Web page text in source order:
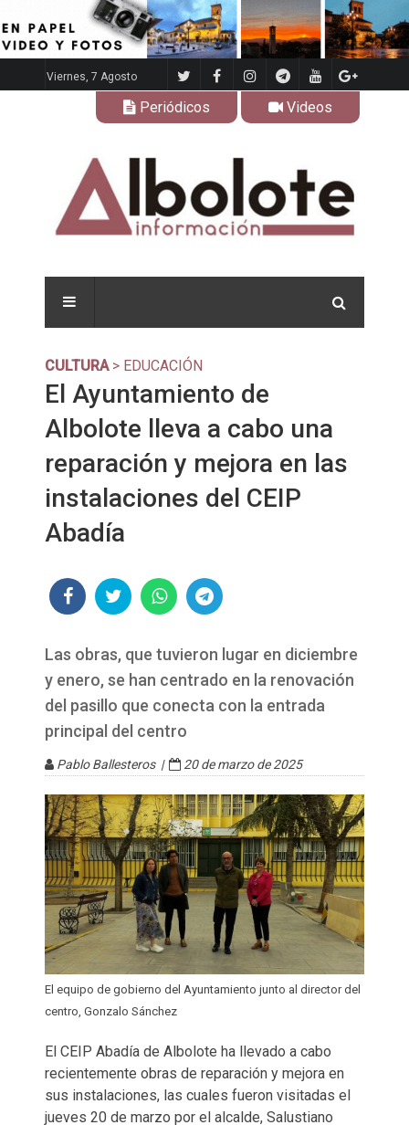
Viernes, 7 Agosto
Periódicos Videos
CULTURA> EDUCACIÓN
El Ayuntamiento de
Albolote lleva a cabo una
reparación y mejora en las
instalaciones del CEIP
Abadía
Las obras, que tuvieron lugar en diciembre
y enero, se han centrado en la renovación
del pasillo que conecta con la entrada
principal del centro
Pablo Ballesteros | 20 de marzo de 2025
El equipo de gobierno del Ayuntamiento junto al director del
centro, Gonzalo Sánchez
El CEIP Abadía de Albolote ha llevado a cabo
recientemente obras de reparación y mejora en
sus instalaciones, las cuales fueron visitadas el
jueves 20 de marzo por el alcalde, Salustiano